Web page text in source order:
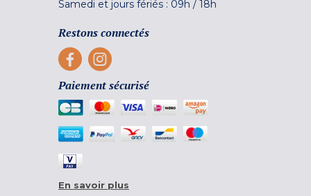
Samedi et jours fériés : 09h / 18h
Restons connectés
Paiement sécurisé
En savoir plus